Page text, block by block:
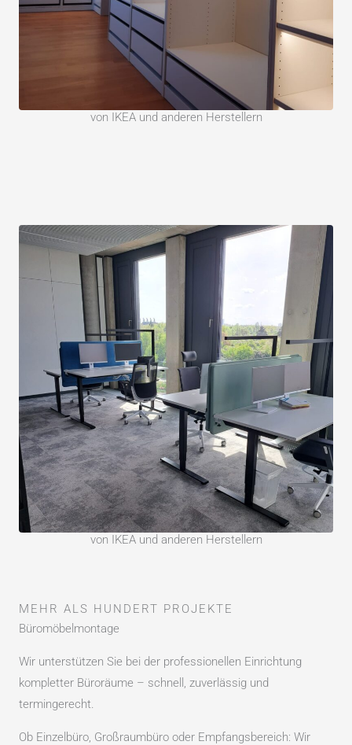
von IKEA und anderen Herstellern
von IKEA und anderen Herstellern
MEHR ALS HUNDERT PROJEKTE
Büromöbelmontage
Wir unterstützen Sie bei der professionellen Einrichtung
kompletter Büroräume – schnell, zuverlässig und
termingerecht.
Ob Einzelbüro, Großraumbüro oder Empfangsbereich: Wir